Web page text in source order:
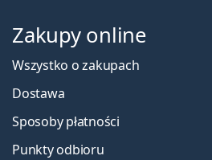
Zakupy online
Wszystko o zakupach
Dostawa
Sposoby płatności
Punkty odbioru